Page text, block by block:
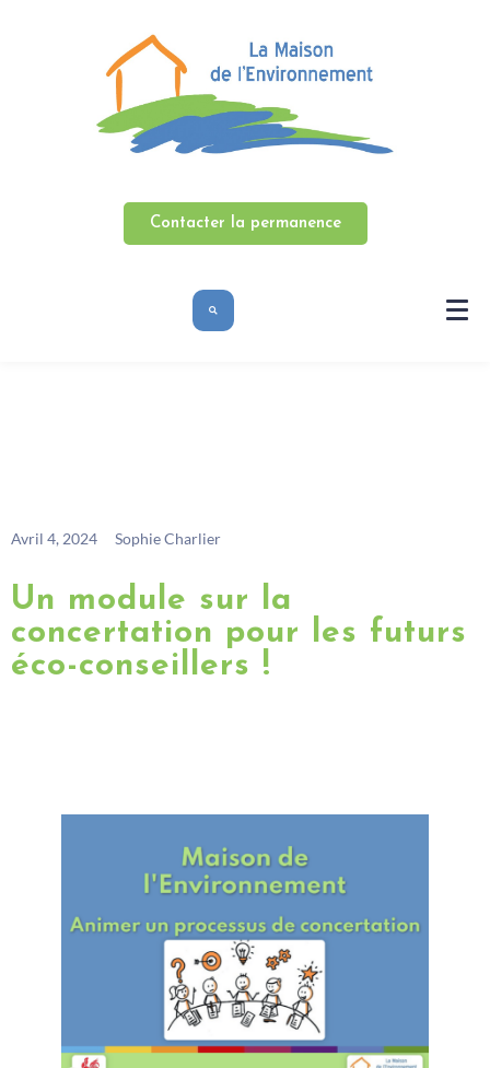
Contacter la permanence
Avril 4, 2024 Sophie Charlier
Un module sur la
concertation pour les futurs
éco-conseillers !